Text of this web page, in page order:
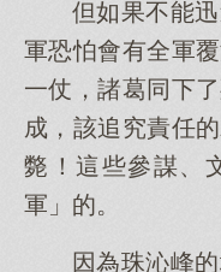
但如果不能
軍恐怕會有全軍
一仗，諸葛同下
成，該追究責任
斃！這些參謀、
軍」的。
因為珠沁峰